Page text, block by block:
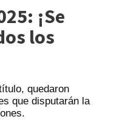
¡Se
los
quedaron
que disputarán la